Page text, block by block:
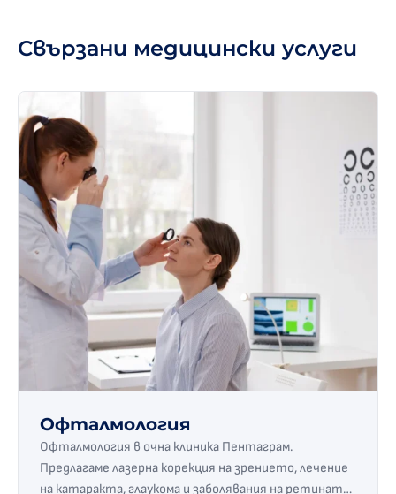
Свързани медицински услуги
Офталмология
Офталмология в очна клиника Пентаграм.
Предлагаме лазерна корекция на зрението, лечение
на катаракта, глаукома и заболявания на ретината